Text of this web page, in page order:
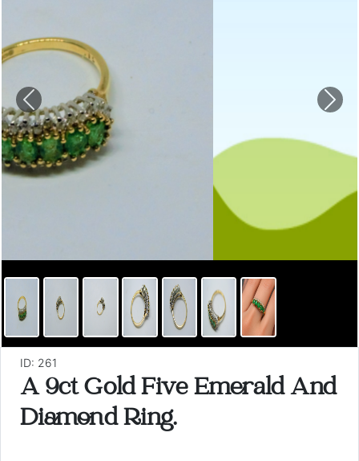
Previous
ID: 261
A 9ct Gold Five Emerald And
Diamond Ring.